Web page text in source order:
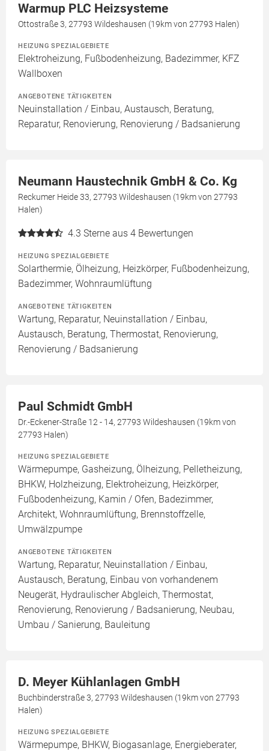
Warmup PLC Heizsysteme
Ottostraße 3, 27793 Wildeshausen (19km von 27793 Halen)
HEIZUNG SPEZIALGEBIETE
Elektroheizung, Fußbodenheizung, Badezimmer, KFZ
Wallboxen
ANGEBOTENE TÄTIGKEITEN
Neuinstallation / Einbau, Austausch, Beratung,
Reparatur, Renovierung, Renovierung / Badsanierung
Neumann Haustechnik GmbH & Co. Kg
Reckumer Heide 33, 27793 Wildeshausen (19km von 27793
Halen)
4.3 Sterne aus 4 Bewertungen
HEIZUNG SPEZIALGEBIETE
Solarthermie, Ölheizung, Heizkörper, Fußbodenheizung,
Badezimmer, Wohnraumlüftung
ANGEBOTENE TÄTIGKEITEN
Wartung, Reparatur, Neuinstallation / Einbau,
Austausch, Beratung, Thermostat, Renovierung,
Renovierung / Badsanierung
Paul Schmidt GmbH
Dr.-Eckener-Straße 12 - 14, 27793 Wildeshausen (19km von
27793 Halen)
HEIZUNG SPEZIALGEBIETE
Wärmepumpe, Gasheizung, Ölheizung, Pelletheizung,
BHKW, Holzheizung, Elektroheizung, Heizkörper,
Fußbodenheizung, Kamin / Ofen, Badezimmer,
Architekt, Wohnraumlüftung, Brennstoffzelle,
Umwälzpumpe
ANGEBOTENE TÄTIGKEITEN
Wartung, Reparatur, Neuinstallation / Einbau,
Austausch, Beratung, Einbau von vorhandenem
Neugerät, Hydraulischer Abgleich, Thermostat,
Renovierung, Renovierung / Badsanierung, Neubau,
Umbau / Sanierung, Bauleitung
D. Meyer Kühlanlagen GmbH
Buchbinderstraße 3, 27793 Wildeshausen (19km von 27793
Halen)
HEIZUNG SPEZIALGEBIETE
Wärmepumpe, BHKW, Biogasanlage, Energieberater,